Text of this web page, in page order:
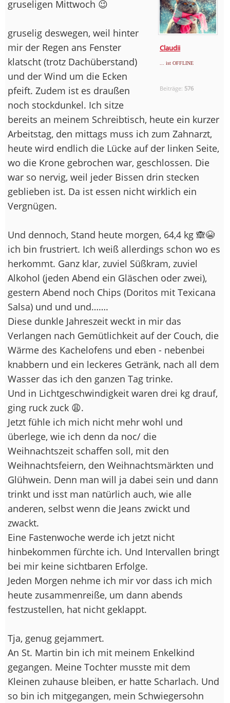
Claudii
... ist OFFLINE
Beiträge: 576
gruseligen Mittwoch 😉
gruselig deswegen, weil hinter
mir der Regen ans Fenster
klatscht (trotz Dachüberstand)
und der Wind um die Ecken
pfeift. Zudem ist es draußen
noch stockdunkel. Ich sitze
bereits an meinem Schreibtisch, heute ein kurzer
Arbeitstag, den mittags muss ich zum Zahnarzt,
heute wird endlich die Lücke auf der linken Seite,
wo die Krone gebrochen war, geschlossen. Die
war so nervig, weil jeder Bissen drin stecken
geblieben ist. Da ist essen nicht wirklich ein
Vergnügen.
Und dennoch, Stand heute morgen, 64,4 kg 🙈😭
ich bin frustriert. Ich weiß allerdings schon wo es
herkommt. Ganz klar, zuviel Süßkram, zuviel
Alkohol (jeden Abend ein Gläschen oder zwei),
gestern Abend noch Chips (Doritos mit Texicana
Salsa) und und und…….
Diese dunkle Jahreszeit weckt in mir das
Verlangen nach Gemütlichkeit auf der Couch, die
Wärme des Kachelofens und eben - nebenbei
knabbern und ein leckeres Getränk, nach all dem
Wasser das ich den ganzen Tag trinke.
Und in Lichtgeschwindigkeit waren drei kg drauf,
ging ruck zuck 😩.
Jetzt fühle ich mich nicht mehr wohl und
überlege, wie ich denn da noc/ die
Weihnachtszeit schaffen soll, mit den
Weihnachtsfeiern, den Weihnachtsmärkten und
Glühwein. Denn man will ja dabei sein und dann
trinkt und isst man natürlich auch, wie alle
anderen, selbst wenn die Jeans zwickt und
zwackt.
Eine Fastenwoche werde ich jetzt nicht
hinbekommen fürchte ich. Und Intervallen bringt
bei mir keine sichtbaren Erfolge.
Jeden Morgen nehme ich mir vor dass ich mich
heute zusammenreiße, um dann abends
festzustellen, hat nicht geklappt.
Tja, genug gejammert.
An St. Martin bin ich mit meinem Enkelkind
gegangen. Meine Tochter musste mit dem
Kleinen zuhause bleiben, er hatte Scharlach. Und
so bin ich mitgegangen, mein Schwiegersohn